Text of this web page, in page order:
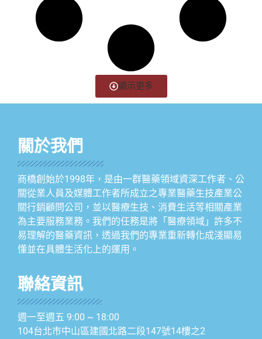
顯示更多
關於我們
商橋創始於1998年，是由一群醫藥領域資深工作者、公
關從業人員及媒體工作者所成立之專業醫藥生技產業公
關行銷顧問公司，並以醫療生技、消費生活等相關產業
為主要服務業務。我們的任務是將「醫療領域」許多不
易理解的醫藥資訊，透過我們的專業重新轉化成淺顯易
懂並在具體生活化上的運用。
聯絡資訊
週一至週五 9:00 ~ 18:00
104台北市中山區建國北路二段147號14樓之2